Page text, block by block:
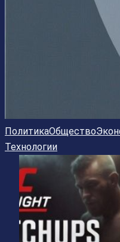
ПолитикаОбщество
Технологии